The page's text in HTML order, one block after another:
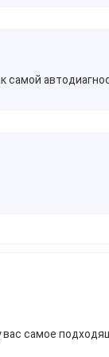
для роботи з
самой
вас самое